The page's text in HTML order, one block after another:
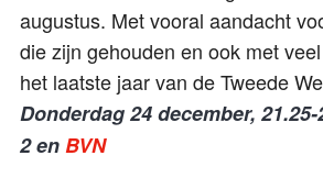
augustus. Met vooral aandacht
die zijn gehouden en ook met
het laatste jaar van de Tweede
Donderdag 24 december,
2enBVN